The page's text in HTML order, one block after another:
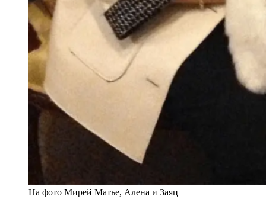
На фото Мирей Матье, Алена и Заяц